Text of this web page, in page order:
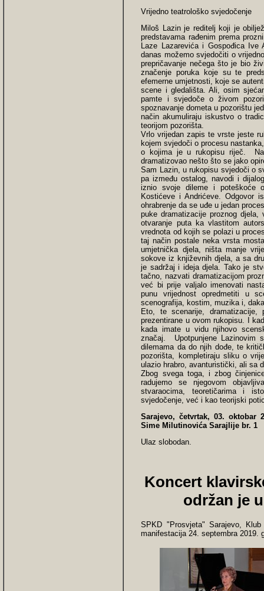
Vrijedno teatrološko svjedočenje
Miloš Lazin je reditelj koji je
predstavama rađenim prema
Laze Lazarevića i Gospođica
danas možemo svjedočiti o
prepričavanje nečega što je bio
značenje poruka koje su te
efemerne umjetnosti, koje se
scene i gledališta. Ali, osim
pamte i svjedoče o živom
spoznavanje dometa u pozorištu
način akumuliraju iskustvo o
teorijom pozorišta.
Vrlo vrijedan zapis te vrste jeste
kojem svjedoči o procesu
o kojima je u rukopisu riječ.
dramatizovao nešto što se jako
Sam Lazin, u rukopisu svjedoči o
pa između ostalog, navodi i
iznio svoje dileme i poteškoće
Kostićeve i Andrićeve. Odgovor
ohrabrenje da se uđe u jedan
puke dramatizacije proznog
otvaranje puta ka vlastitom
vrednota od kojih se polazi u
taj način postale neka vrsta
umjetnička djela, ništa manje
sokove iz književnih djela, a sa
je sadržaj i ideja djela. Tako je
tačno, nazvati dramatizacijom
već bi prije valjalo imenovati
punu vrijednost opredmetiti u
scenografija, kostim, muzika i,
Eto, te scenarije,
prezentirane u ovom rukopisu. I
kada imate u vidu njihovo
značaj. Upotpunjene Lazinovim
dilemama da do njih dođe, te
pozorišta, kompletiraju sliku o
ulazio hrabro, avanturistički, ali sa
Zbog svega toga, i zbog
radujemo se njegovom
stvaraocima, teoretičarima i
svjedočenje, već i kao teorijski
Sarajevo, četvrtak, 03. oktobar
Sime Milutinovića Sarajlije br. 1
Ulaz slobodan.
Koncert
održan je
SPKD "Prosvjeta" Sarajevo,
manifestacija 24. septembra 2019.